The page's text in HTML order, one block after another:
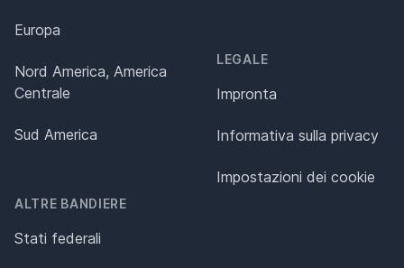
Europa
Nord America, America
Centrale
Sud America
ALTRE BANDIERE
Stati federali
LEGALE
Impronta
Informativa sulla privacy
Impostazioni dei cookie